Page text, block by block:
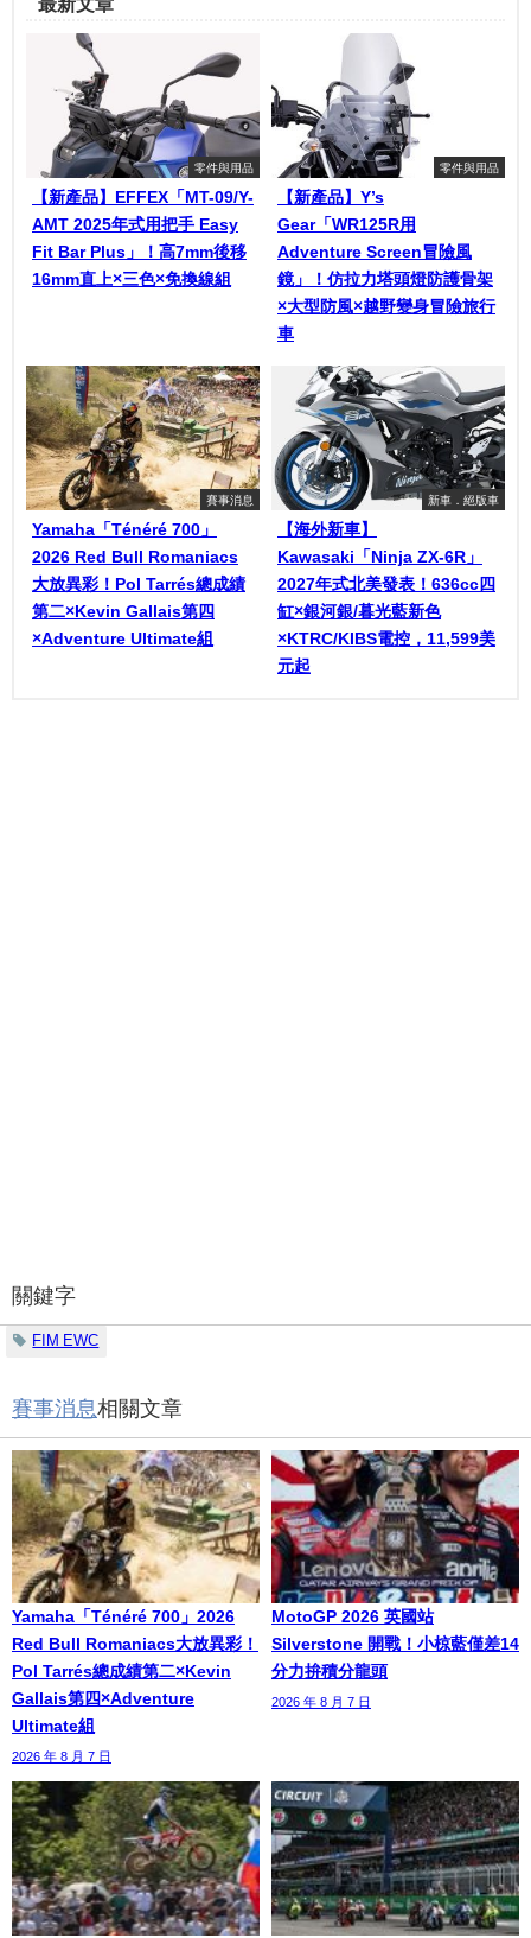
零件與用品
【新產品】EFFEX「MT-09/Y-
AMT 2025年式用把手 Easy
Fit Bar Plus」！高7mm後移
16mm直上×三色×免換線組
零件與用品
【新產品】Y’s
Gear「WR125R用
Adventure Screen冒險風
鏡」！仿拉力塔頭燈防護骨架
×大型防風×越野變身冒險旅行
車
賽事消息
Yamaha「Ténéré 700」
2026 Red Bull Romaniacs
大放異彩！Pol Tarrés總成績
第二×Kevin Gallais第四
×Adventure Ultimate組
新車．絕版車
【海外新車】
Kawasaki「Ninja ZX-6R」
2027年式北美發表！636cc四
缸×銀河銀/暮光藍新色
×KTRC/KIBS電控，11,599美
元起
關鍵字
FIM EWC
賽事消息相關文章
Yamaha「Ténéré 700」2026
Red Bull Romaniacs大放異彩！
Pol Tarrés總成績第二×Kevin
Gallais第四×Adventure
Ultimate組
2026 年 8 月 7 日
MotoGP 2026 英國站
Silverstone 開戰！小椋藍僅差14
分力拚積分龍頭
2026 年 8 月 7 日